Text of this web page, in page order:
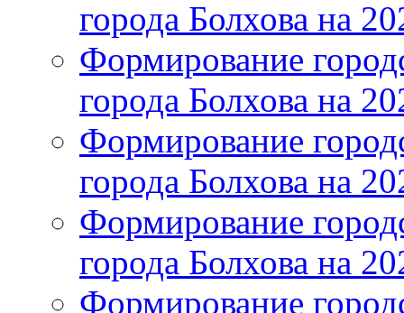
города Болхова на
Формирование
города Болхова на
Формирование
города Болхова на
Формирование
города Болхова на
Формирование